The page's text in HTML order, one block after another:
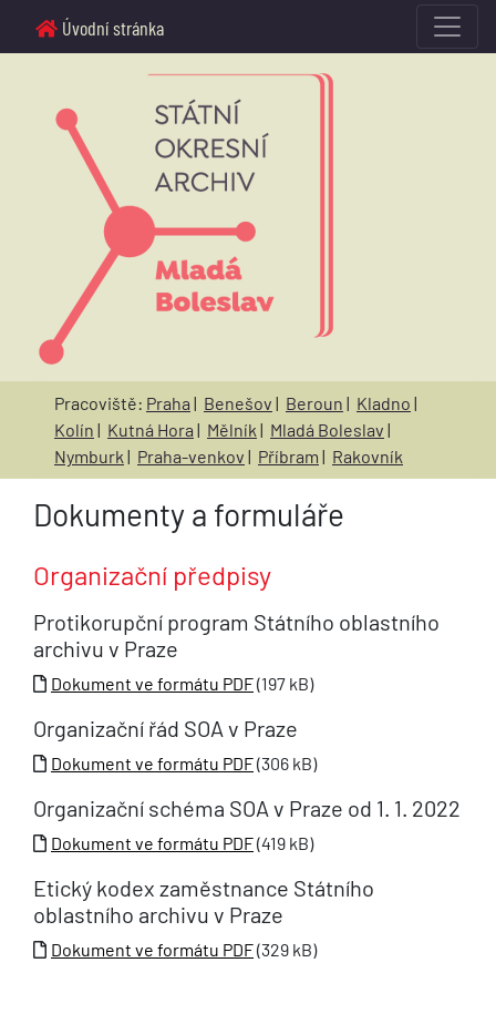
Úvodní stránka
Pracoviště: Praha | Benešov | Beroun | Kladno |
Kolín | Kutná Hora | Mělník | Mladá Boleslav |
Nymburk | Praha-venkov | Příbram | Rakovník
Dokumenty a formuláře
Organizační předpisy
Protikorupční program Státního oblastního
archivu v Praze
Dokument ve formátu PDF(197 kB)
Organizační řád SOA v Praze
Dokument ve formátu PDF(306 kB)
Organizační schéma SOA v Praze od 1. 1. 2022
Dokument ve formátu PDF(419 kB)
Etický kodex zaměstnance Státního
oblastního archivu v Praze
Dokument ve formátu PDF(329 kB)